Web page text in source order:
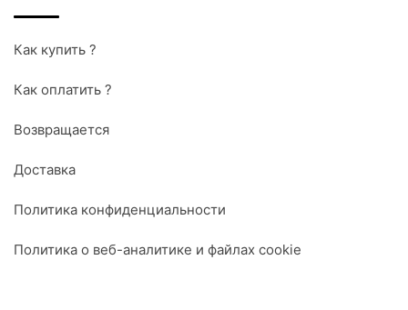
Как купить ?
Как оплатить ?
Возвращается
Доставка
Политика конфиденциальности
Политика о веб-аналитике и файлах cookie